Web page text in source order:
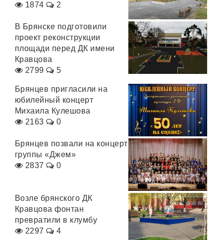
1874
2
В Брянске подготовили
проект реконструкции
площади перед ДК имени
Кравцова
2799
5
Брянцев пригласили на
юбилейный концерт
Михаила Кулешова
2163
0
Брянцев позвали на концерт
группы «Джем»
2837
0
Возле брянского ДК
Кравцова фонтан
превратили в клумбу
2297
4